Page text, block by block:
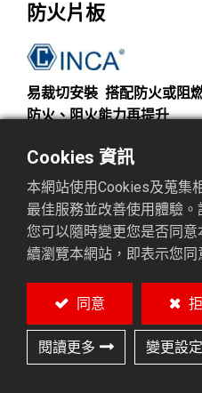
防火片板
易裁切安裝 搭配防火或阻
防火、阻火能力再提升
產品型號
FP-03 FP-04+
加入詢價
Cookies 資訊
本網站使用Cookies及蒐集
最佳服務並改善使用體驗
您可以隨時變更您是否同
續瀏覽本網站，即表示您同
同意
閱讀更多 變更設定